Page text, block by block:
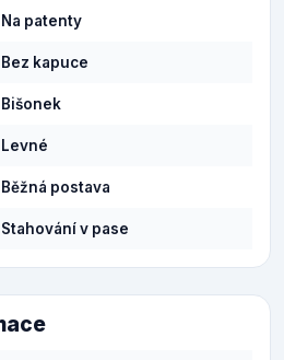
Na patenty
Bez kapuce
Bišonek
Levné
Běžná postava
Stahování v pase